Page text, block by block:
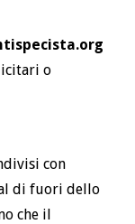
o
con
di fuori dello
che il